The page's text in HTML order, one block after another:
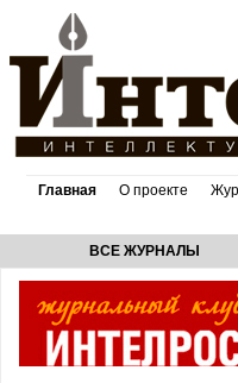
Главная О проекте
ВСЕ ЖУРНАЛЫ